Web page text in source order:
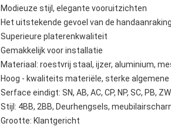
Modieuze stijl, elegante vooruitzichten
Het uitstekende gevoel van de
Superieure platerenkwaliteit
Gemakkelijk voor installatie
Materiaal: roestvrij staal, ijzer, aluminium,
Hoog - kwaliteits materiële, sterke
Serface eindigt: SN, AB, AC, CP, NP, SC, PB,
Stijl: 4BB, 2BB, Deurhengsels,
Grootte: Klantgericht